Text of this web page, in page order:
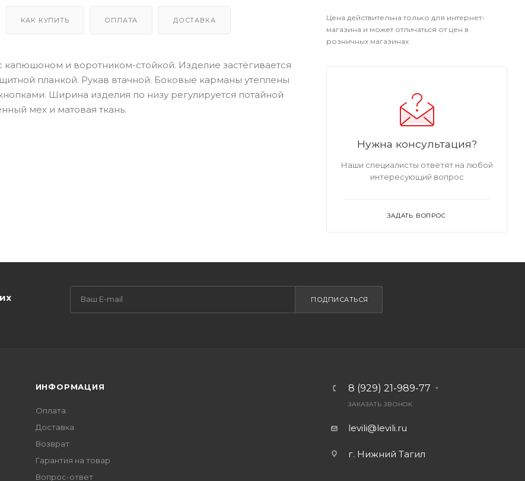
КАК КУПИТЬ ОПЛАТА ДОСТАВКА
и воротником-стойкой. Изделие застёгивается
планкой. Рукав втачной. Боковые карманы утеплены
Ширина изделия по низу регулируется потайной
мех и матовая ткань.
Цена действительна только для интернет-
магазина и может отличаться от цен в
розничных магазинах
Нужна консультация?
Наши специалисты ответят на любой
интересующий вопрос
ЗАДАТЬ ВОПРОС
ПОДПИСАТЬСЯ
ИНФОРМАЦИЯ
Оплата
Доставка
Возврат
Гарантия на товар
Вопрос-ответ
8 (929) 21-989-77
ЗАКАЗАТЬ ЗВОНОК
levili@levili.ru
г. Нижний Тагил